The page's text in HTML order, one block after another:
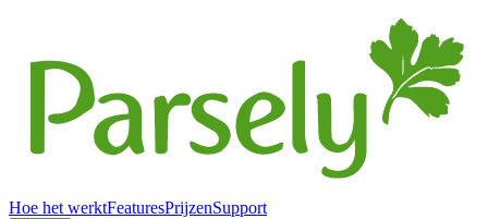
Hoe het werktFeaturesPrijzenSupport